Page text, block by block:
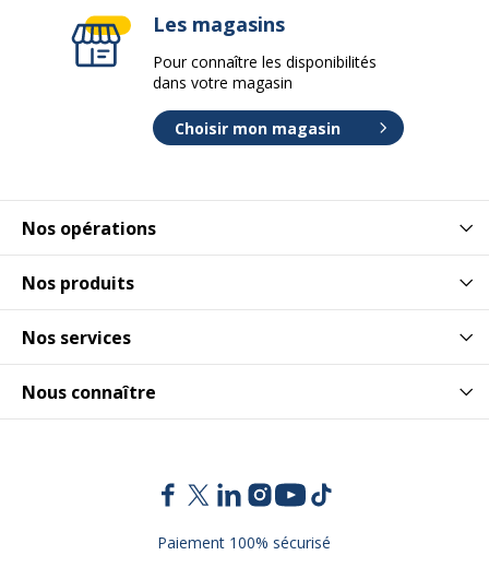
Nos opérations
Nos produits
Nos services
Nous connaître
Les magasins
Pour connaître les disponibilités
dans votre magasin
Choisir mon magasin
Paiement 100% sécurisé